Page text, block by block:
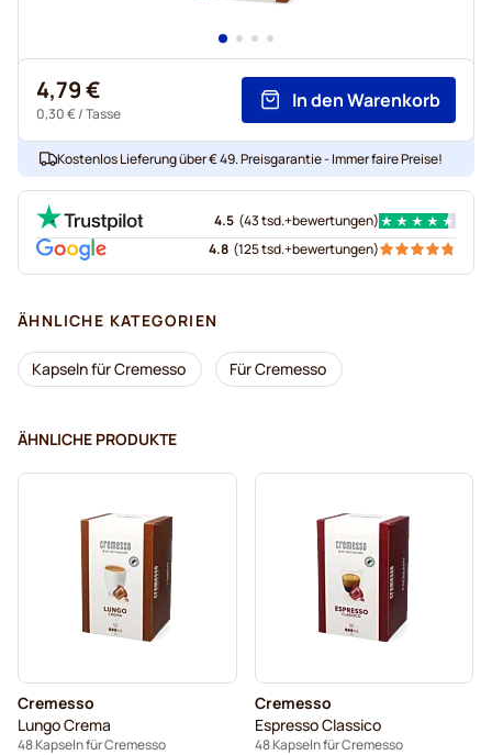
4,79 €
0,30 €/ Tasse
In den Warenkorb
Kostenlos Lieferung über € 49. Preisgarantie - Immer faire Preise!
4.5 (43 tsd.+bewertungen)
4.8 (125 tsd.+bewertungen)
ÄHNLICHE KATEGORIEN
Kapseln für Cremesso Für Cremesso
ÄHNLICHE PRODUKTE
Cremesso
Lungo Crema
48 Kapseln für Cremesso
Cremesso
Espresso Classico
48 Kapseln für Cremesso